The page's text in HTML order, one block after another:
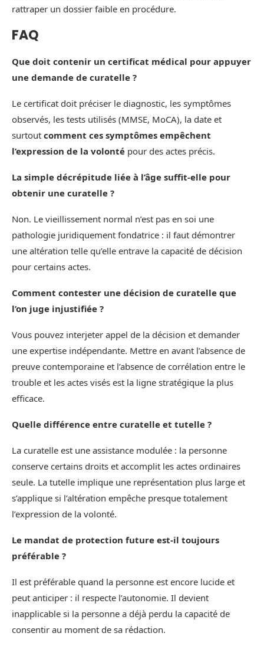
rattraper un dossier faible en procédure.
FAQ
Que doit contenir un certificat médical pour appuyer
une demande de curatelle ?
Le certificat doit préciser le diagnostic, les symptômes
observés, les tests utilisés (MMSE, MoCA), la date et
surtout comment ces symptômes empêchent
l’expression de la volonté pour des actes précis.
La simple décrépitude liée à l’âge suffit-elle pour
obtenir une curatelle ?
Non. Le vieillissement normal n’est pas en soi une
pathologie juridiquement fondatrice : il faut démontrer
une altération telle qu’elle entrave la capacité de décision
pour certains actes.
Comment contester une décision de curatelle que
l’on juge injustifiée ?
Vous pouvez interjeter appel de la décision et demander
une expertise indépendante. Mettre en avant l’absence de
preuve contemporaine et l’absence de corrélation entre le
trouble et les actes visés est la ligne stratégique la plus
efficace.
Quelle différence entre curatelle et tutelle ?
La curatelle est une assistance modulée : la personne
conserve certains droits et accomplit les actes ordinaires
seule. La tutelle implique une représentation plus large et
s’applique si l’altération empêche presque totalement
l’expression de la volonté.
Le mandat de protection future est-il toujours
préférable ?
Il est préférable quand la personne est encore lucide et
peut anticiper : il respecte l’autonomie. Il devient
inapplicable si la personne a déjà perdu la capacité de
consentir au moment de sa rédaction.